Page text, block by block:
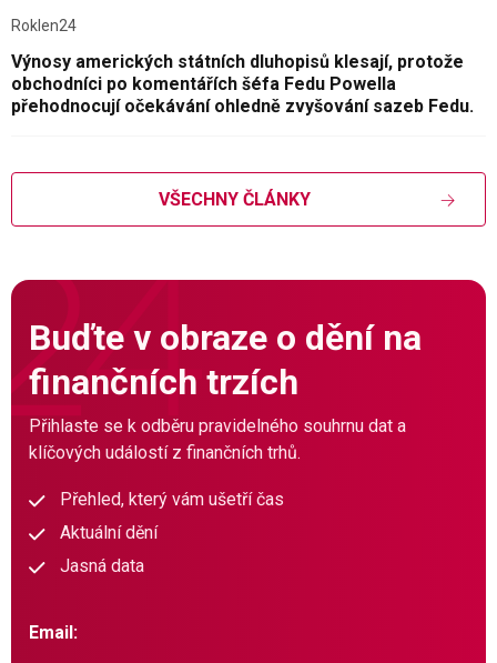
Roklen24
Výnosy amerických státních dluhopisů klesají, protože
obchodníci po komentářích šéfa Fedu Powella
přehodnocují očekávání ohledně zvyšování sazeb Fedu.
VŠECHNY ČLÁNKY
Buďte v obraze o dění na
finančních trzích
Přihlaste se k odběru pravidelného souhrnu dat a
klíčových událostí z finančních trhů.
Přehled, který vám ušetří čas
Aktuální dění
Jasná data
Email: